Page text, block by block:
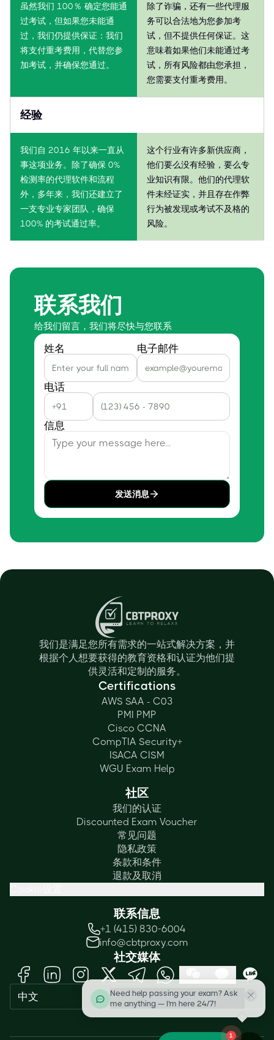
虽然我们 100％ 确定您能通
过考试，但如果您未能通
过，我们仍提供保证：我们
将支付重考费用，代替您参
加考试，并确保您通过。
除了诈骗，还有一些代理服
务可以合法地为您参加考
试，但不提供任何保证。这
意味着如果他们未能通过考
试，所有风险都由您承担，
您需要支付重考费用。
经验
我们自 2016 年以来一直从
事这项业务。除了确保 0%
检测率的代理软件和流程
外，多年来，我们还建立了
一支专业专家团队，确保
100% 的考试通过率。
这个行业有许多新供应商，
他们要么没有经验，要么专
业知识有限。他们的代理软
件未经证实，并且存在作弊
行为被发现或考试不及格的
风险。
联系我们
给我们留言，我们将尽快与您联系
姓名 电子邮件
电话
信息
发送消息
我们是满足您所有需求的一站式解决方案，并
根据个人想要获得的教育资格和认证为他们提
供灵活和定制的服务。
Certifications
AWS SAA - C03
PMI PMP
Cisco CCNA
CompTIA Security+
ISACA CISM
WGU Exam Help
社区
我们的认证
Discounted Exam Voucher
常见问题
隐私政策
条款和条件
退款及取消
联系信息
+1 (415) 830-6004
info@cbtproxy.com
社交媒体
中文
Need help passing your exam? Ask
me anything — I'm here 24/7!
1